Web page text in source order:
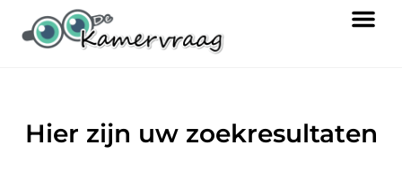
Hier zijn uw zoekresultaten